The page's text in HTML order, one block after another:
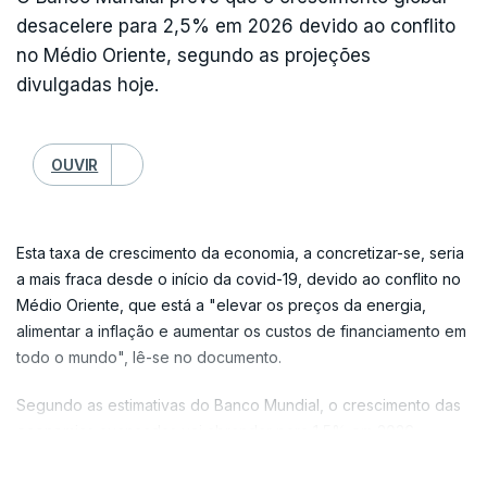
tiveram subidas da oferta, embora tenham sido insuficientes
para cumprir as quotas de produção mais elevadas que o
grupo acordou nos últimos meses.
referência para a organização, composto por 12 tipos de
crude, que em maio foi vendido por uma média de 114 dólares,
Rússia, bombearam em maio 14,3 milhões de barris, um número
No total, a OPEP+, que junta os países da OPEP e seus aliados,
produziu 33,13 milhões de barris por dia em maio, contra 42,75
desacelere para 2,5% em 2026 devido ao conflito
no Médio Oriente, segundo as projeções
divulgadas hoje.
OUVIR
Esta taxa de crescimento da economia, a concretizar-se, seria
a mais fraca desde o início da covid-19, devido ao conflito no
Médio Oriente, que está a "elevar os preços da energia,
alimentar a inflação e aumentar os custos de financiamento em
todo o mundo", lê-se no documento.
Segundo as estimativas do Banco Mundial, o crescimento das